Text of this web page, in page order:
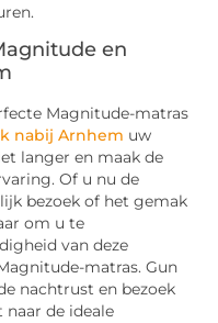
en
Magnitude-matras
nabij Arnhem uw
langer en maak de
Of u nu de
bezoek of het gemak
om u te
van deze
matras. Gun
nachtrust en bezoek
naar de ideale